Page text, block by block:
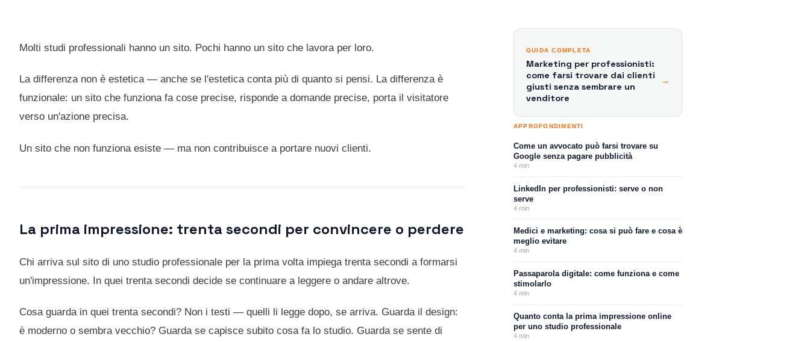
Molti studi professionali hanno un sito. Pochi hanno un sito che lavora per loro.
La differenza non è estetica — anche se l'estetica conta più di quanto si pensi. La differenza è
funzionale: un sito che funziona fa cose precise, risponde a domande precise, porta il visitatore
verso un'azione precisa.
Un sito che non funziona esiste — ma non contribuisce a portare nuovi clienti.
La prima impressione: trenta secondi per convincere o perdere
Chi arriva sul sito di uno studio professionale per la prima volta impiega trenta secondi a formarsi
un'impressione. In quei trenta secondi decide se continuare a leggere o andare altrove.
Cosa guarda in quei trenta secondi? Non i testi — quelli li legge dopo, se arriva. Guarda il design:
è moderno o sembra vecchio? Guarda se capisce subito cosa fa lo studio. Guarda se sente di
GUIDA COMPLETA
Marketing per professionisti:
come farsi trovare dai clienti
giusti senza sembrare un
venditore
→
APPROFONDIMENTI
Come un avvocato può farsi trovare su
Google senza pagare pubblicità
4 min
LinkedIn per professionisti: serve o non
serve
4 min
Medici e marketing: cosa si può fare e cosa è
meglio evitare
4 min
Passaparola digitale: come funziona e come
stimolarlo
4 min
Quanto conta la prima impressione online
per uno studio professionale
4 min